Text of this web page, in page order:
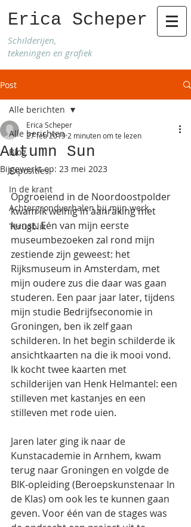
Erica Scheper
Schilderijen,
tekeningen en grafiek
Post
Alle berichten
Blog
Exposities
In de krant
Achtergrondverhalen bij mijn werk
Terugblik
Alle berichten
Autumn Sun
Erica Scheper
27 feb 2019 2 minuten om te lezen
Bijgewerkt op: 23 mei 2023
Opgroeiend in de Noordoostpolder
kwam ik weinig in aanraking met
kunst. Eén van mijn eerste
museumbezoeken zal rond mijn
zestiende zijn geweest: het
Rijksmuseum in Amsterdam, met
mijn oudere zus die daar was gaan
studeren. Een paar jaar later, tijdens
mijn studie Bedrijfseconomie in
Groningen, ben ik zelf gaan
schilderen. In het begin schilderde ik
ansichtkaarten na die ik mooi vond.
Ik kocht twee kaarten met
schilderijen van Henk Helmantel: een
stilleven met kastanjes en een
stilleven met rode uien.
Jaren later ging ik naar de
Kunstacademie in Arnhem, kwam
terug naar Groningen en volgde de
BIK-opleiding (Beroepskunstenaar In
de Klas) om ook les te kunnen gaan
geven. Voor één van de stages was